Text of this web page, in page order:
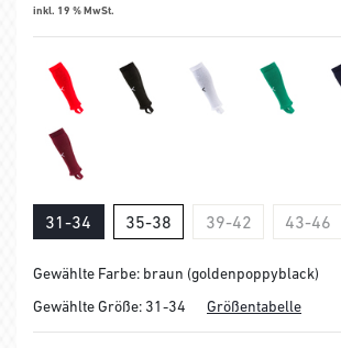
inkl. 19 % MwSt.
31-34 35-38 39-42 43-46
Gewählte Farbe: braun (goldenpoppyblack)
Gewählte Größe: 31-34 Größentabelle